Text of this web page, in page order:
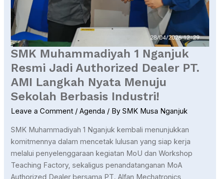
SMK Muhammadiyah 1 Nganjuk
Resmi Jadi Authorized Dealer PT.
AMI Langkah Nyata Menuju
Sekolah Berbasis Industri!
Leave a Comment /Agenda / BySMK Musa Nganjuk
SMK Muhammadiyah 1 Nganjuk kembali menunjukkan
komitmennya dalam mencetak lulusan yang siap kerja
melalui penyelenggaraan kegiatan MoU dan Workshop
Teaching Factory, sekaligus penandatanganan MoA
Authorized Dealer bersama PT. Alfan Mechatronics